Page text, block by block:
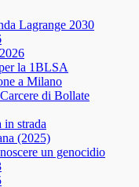
Lagrange 2030
la 1BLSA
a Milano
di Bollate
in strada
(2025)
un genocidio